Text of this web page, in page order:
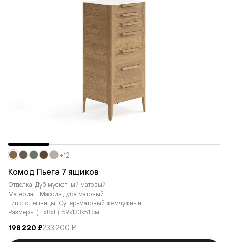
Комод Пьега 7 ящиков
Отделка: Дуб мускатный матовый
Материал: Массив дуба матовый
Тип столешницы: Супер-матовый жемчужный
Размеры (ШxВxГ): 59x133x51 см
198 220 ₽233 200 ₽
+12